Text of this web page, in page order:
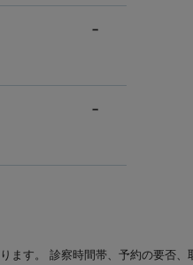
ます。 診察時間帯、予約の要否